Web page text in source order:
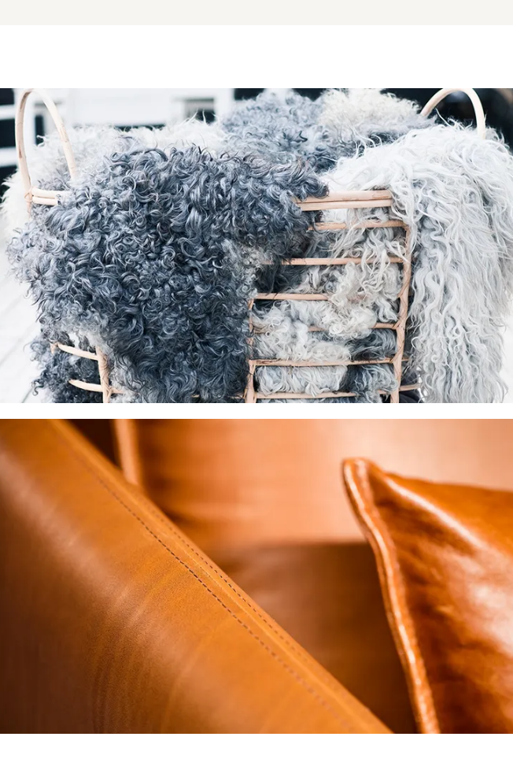
Lammfell
Sauge das Möbelstück regelmäßig ab. In vielen Fällen benötigt Lammfell
keine zusätzliche Reinigung. Falls doch, gibt es spezielle Reinigungsmittel,
die dafür entwickelt wurden.
Lüfte und schüttle das Fell hin und wieder – das tut dem Material gut.
Verwende eine Fusselrolle, um lose Verschmutzungen zu entfernen.